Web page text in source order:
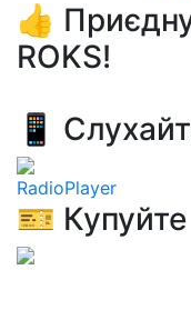
👍
ROKS!
📱
RadioPlayer
🎫